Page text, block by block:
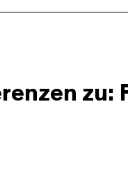
zu: